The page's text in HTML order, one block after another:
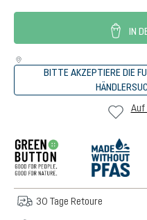
IN
BITTE AKZEPTIERE DIE
Auf
30 Tage Retoure